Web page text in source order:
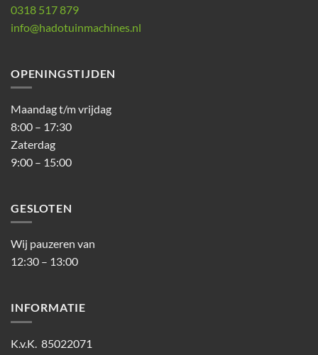
0318 517 879
info@hadotuinmachines.nl
OPENINGSTIJDEN
Maandag t/m vrijdag
8:00 – 17:30
Zaterdag
9:00 – 15:00
GESLOTEN
Wij pauzeren van
12:30 – 13:00
INFORMATIE
K.v.K. 85022071